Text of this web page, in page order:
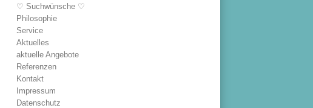
♡ Suchwünsche ♡
Philosophie
Service
Aktuelles
aktuelle Angebote
Referenzen
Kontakt
Impressum
Datenschutz